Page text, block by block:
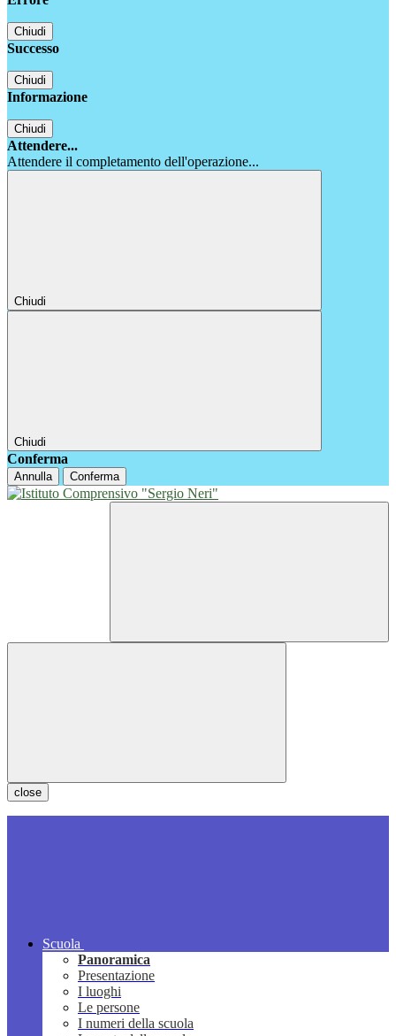
Chiudi
Successo
Chiudi
Informazione
Chiudi
Attendere...
Attendere il completamento dell'operazione...
Chiudi
Chiudi
Conferma
Annulla Conferma
close
Scuola
Panoramica
Presentazione
I luoghi
Le persone
I numeri della scuola